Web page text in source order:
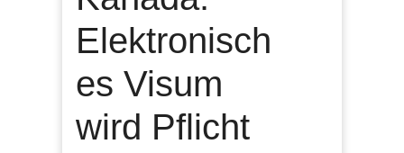
Elektronisch
es Visum
wird Pflicht